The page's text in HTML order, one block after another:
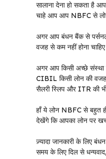
सालाना देना हो सकता है
चाहे आप आप NBFC से
अगर आप बंधन बैंक से
वजह से कम नहीं होना
अगर आप किसी अच्छे
CIBIL किसी लोन की
सैलरी स्लिप और ITR की
हाँ ये लोन NBFC से बहुत
देखेंगे कि आपका लोन पर खर्च
ज़्यादा जानकारी के लिए
समय के लिए दिल से